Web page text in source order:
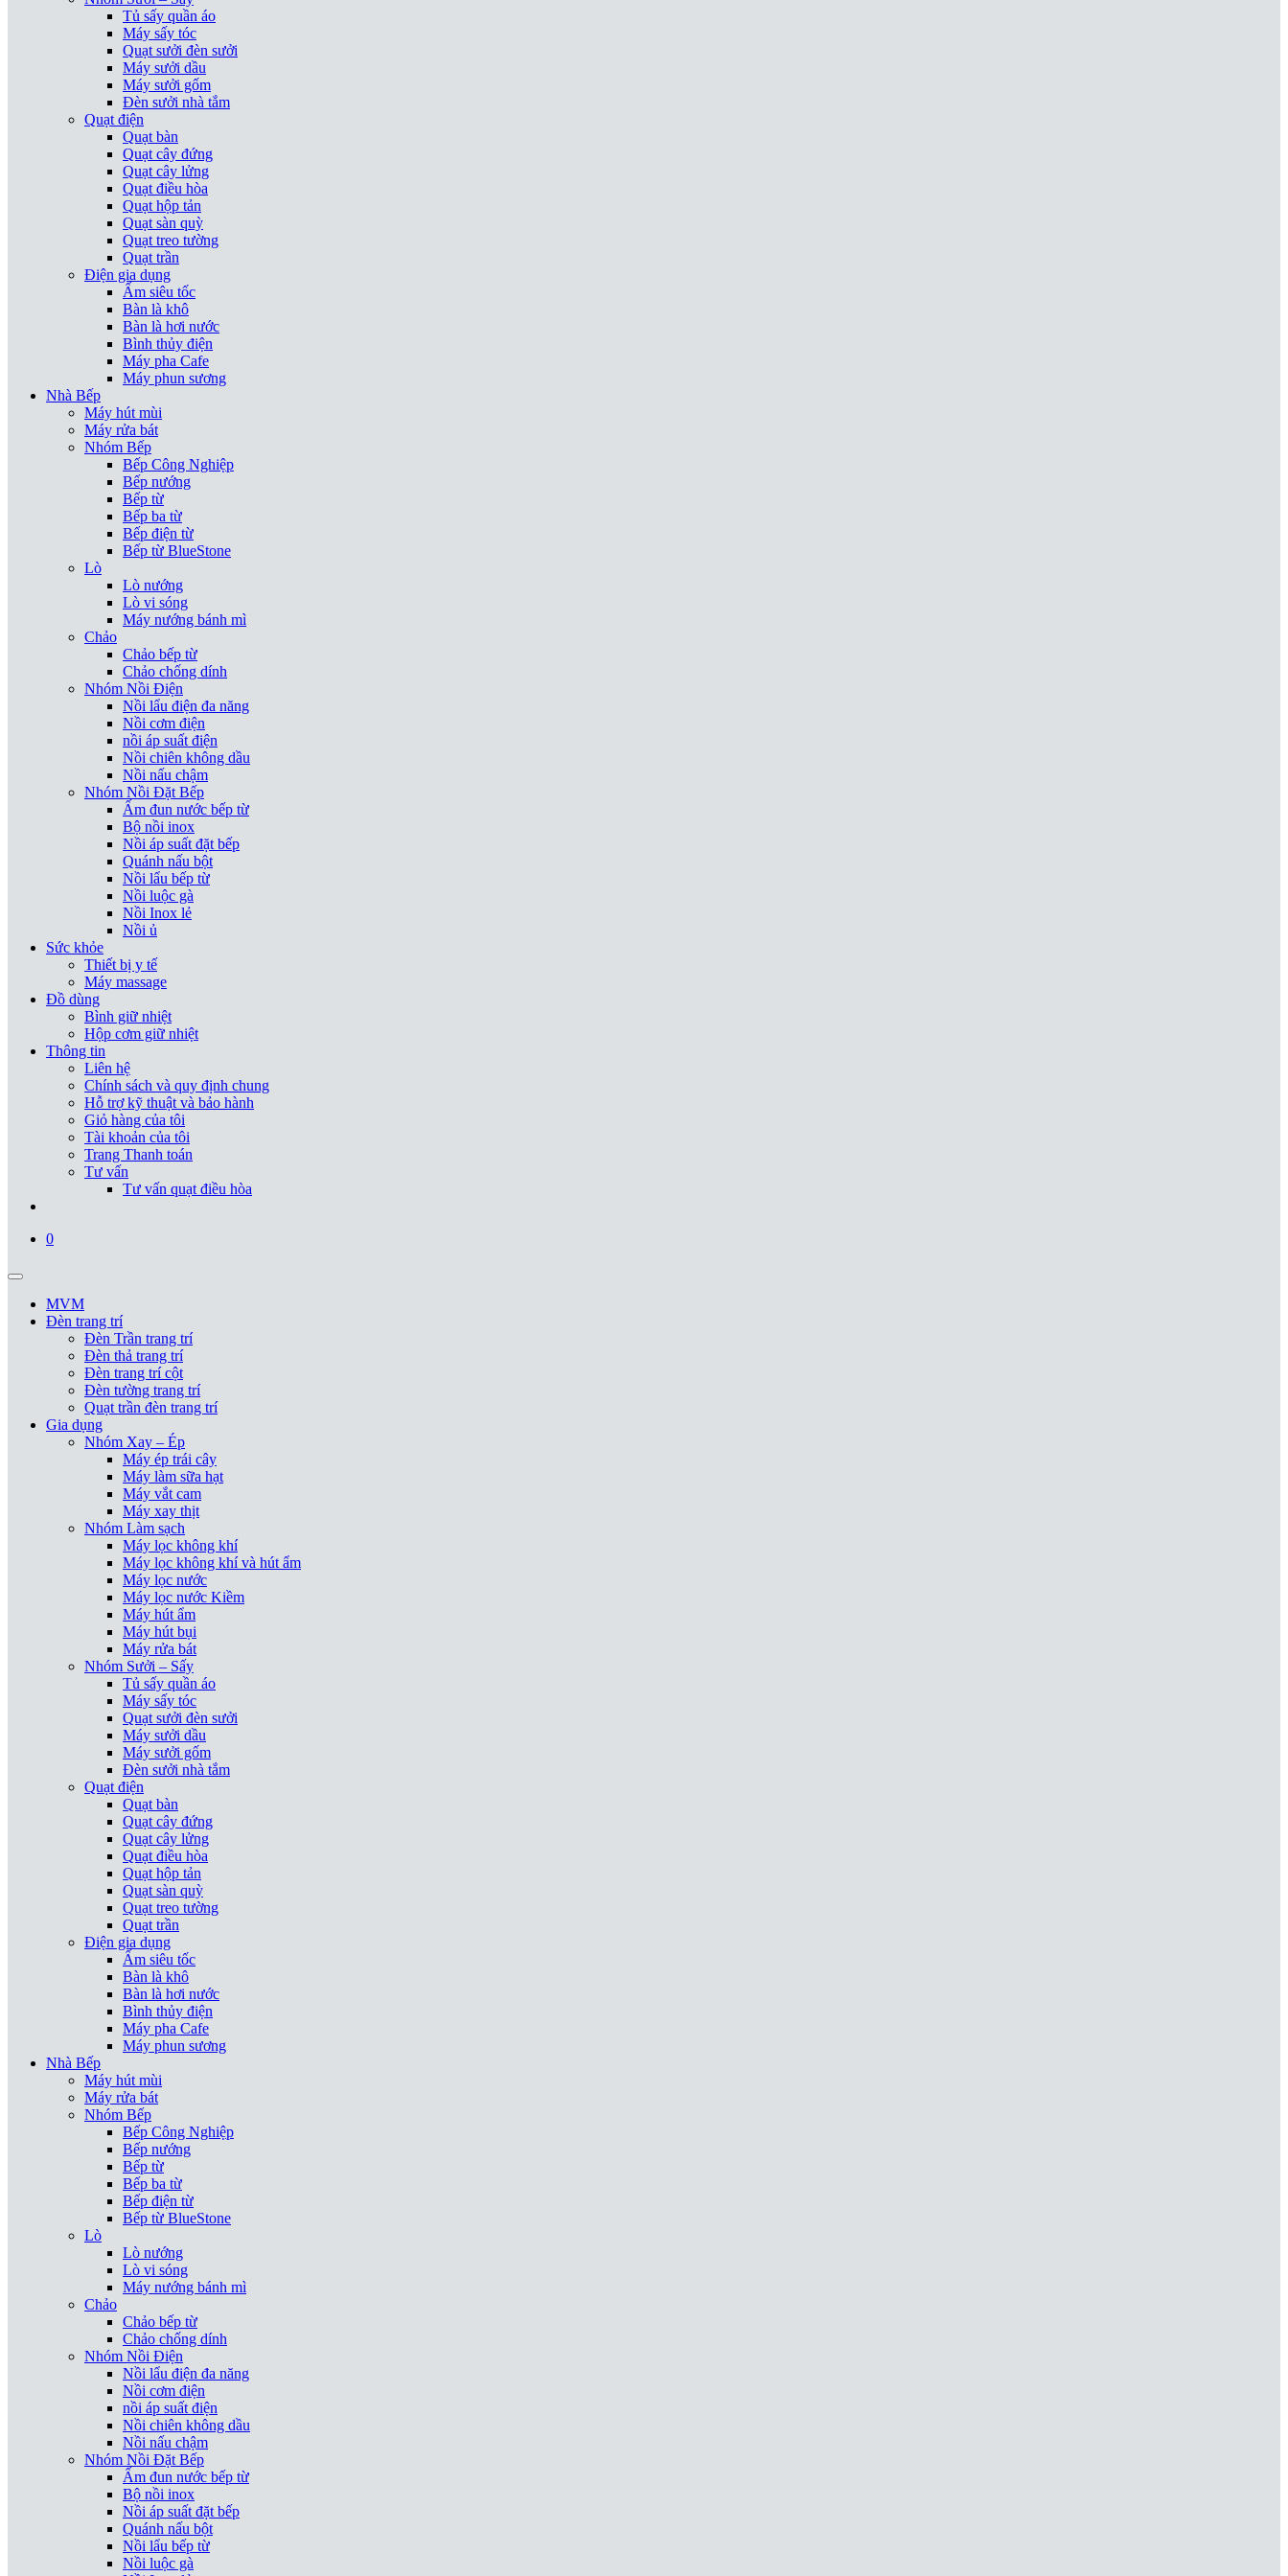
Tủ sấy quần áo
Máy sấy tóc
Quạt sưởi đèn sưởi
Máy sưởi dầu
Máy sưởi gốm
Đèn sưởi nhà tắm
Quạt điện
Quạt bàn
Quạt cây đứng
Quạt cây lửng
Quạt điều hòa
Quạt hộp tản
Quạt sàn quỳ
Quạt treo tường
Quạt trần
Điện gia dụng
Ấm siêu tốc
Bàn là khô
Bàn là hơi nước
Bình thủy điện
Máy pha Cafe
Máy phun sương
Nhà Bếp
Máy hút mùi
Máy rửa bát
Nhóm Bếp
Bếp Công Nghiệp
Bếp nướng
Bếp từ
Bếp ba từ
Bếp điện từ
Bếp từ BlueStone
Lò
Lò nướng
Lò vi sóng
Máy nướng bánh mì
Chảo
Chảo bếp từ
Chảo chống dính
Nhóm Nồi Điện
Nồi lẩu điện đa năng
Nồi cơm điện
nồi áp suất điện
Nồi chiên không dầu
Nồi nấu chậm
Nhóm Nồi Đặt Bếp
Ấm đun nước bếp từ
Bộ nồi inox
Nồi áp suất đặt bếp
Quánh nấu bột
Nồi lẩu bếp từ
Nồi luộc gà
Nồi Inox lẻ
Nồi ủ
Sức khỏe
Thiết bị y tế
Máy massage
Đồ dùng
Bình giữ nhiệt
Hộp cơm giữ nhiệt
Thông tin
Liên hệ
Chính sách và quy định chung
Hỗ trợ kỹ thuật và bảo hành
Giỏ hàng của tôi
Tài khoản của tôi
Trang Thanh toán
Tư vấn
Tư vấn quạt điều hòa
0
MVM
Đèn trang trí
Đèn Trần trang trí
Đèn thả trang trí
Đèn trang trí cột
Đèn tường trang trí
Quạt trần đèn trang trí
Gia dụng
Nhóm Xay – Ép
Máy ép trái cây
Máy làm sữa hạt
Máy vắt cam
Máy xay thịt
Nhóm Làm sạch
Máy lọc không khí
Máy lọc không khí và hút ẩm
Máy lọc nước
Máy lọc nước Kiềm
Máy hút ẩm
Máy hút bụi
Máy rửa bát
Nhóm Sưởi – Sấy
Tủ sấy quần áo
Máy sấy tóc
Quạt sưởi đèn sưởi
Máy sưởi dầu
Máy sưởi gốm
Đèn sưởi nhà tắm
Quạt điện
Quạt bàn
Quạt cây đứng
Quạt cây lửng
Quạt điều hòa
Quạt hộp tản
Quạt sàn quỳ
Quạt treo tường
Quạt trần
Điện gia dụng
Ấm siêu tốc
Bàn là khô
Bàn là hơi nước
Bình thủy điện
Máy pha Cafe
Máy phun sương
Nhà Bếp
Máy hút mùi
Máy rửa bát
Nhóm Bếp
Bếp Công Nghiệp
Bếp nướng
Bếp từ
Bếp ba từ
Bếp điện từ
Bếp từ BlueStone
Lò
Lò nướng
Lò vi sóng
Máy nướng bánh mì
Chảo
Chảo bếp từ
Chảo chống dính
Nhóm Nồi Điện
Nồi lẩu điện đa năng
Nồi cơm điện
nồi áp suất điện
Nồi chiên không dầu
Nồi nấu chậm
Nhóm Nồi Đặt Bếp
Ấm đun nước bếp từ
Bộ nồi inox
Nồi áp suất đặt bếp
Quánh nấu bột
Nồi lẩu bếp từ
Nồi luộc gà